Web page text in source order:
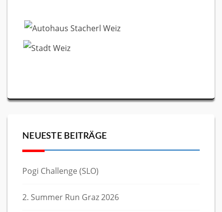
NEUESTE BEITRÄGE
Pogi Challenge (SLO)
2. Summer Run Graz 2026